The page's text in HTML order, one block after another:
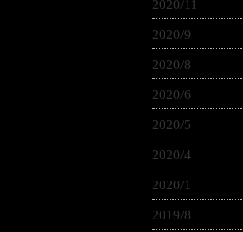
2020/11
2020/9
2020/8
2020/6
2020/5
2020/4
2020/1
2019/8